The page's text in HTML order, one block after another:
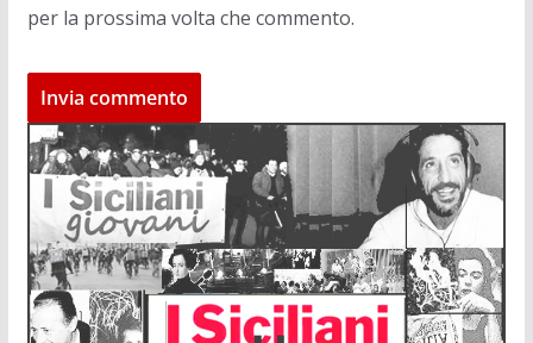
per la prossima volta che commento.